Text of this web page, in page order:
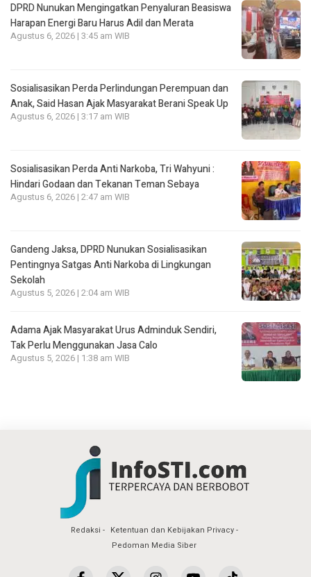
DPRD Nunukan Mengingatkan Penyaluran Beasiswa
Harapan Energi Baru Harus Adil dan Merata
Agustus 6, 2026 | 3:45 am WIB
Sosialisasikan Perda Perlindungan Perempuan dan
Anak, Said Hasan Ajak Masyarakat Berani Speak Up
Agustus 6, 2026 | 3:17 am WIB
Sosialisasikan Perda Anti Narkoba, Tri Wahyuni :
Hindari Godaan dan Tekanan Teman Sebaya
Agustus 6, 2026 | 2:47 am WIB
Gandeng Jaksa, DPRD Nunukan Sosialisasikan
Pentingnya Satgas Anti Narkoba di Lingkungan
Sekolah
Agustus 5, 2026 | 2:04 am WIB
Adama Ajak Masyarakat Urus Adminduk Sendiri,
Tak Perlu Menggunakan Jasa Calo
Agustus 5, 2026 | 1:38 am WIB
Redaksi
Ketentuan dan Kebijakan Privacy
Pedoman Media Siber